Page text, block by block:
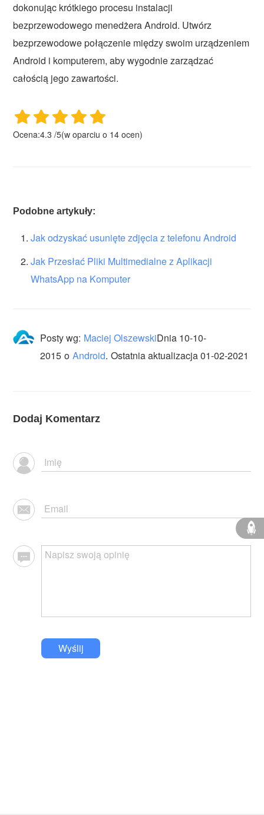
dokonując krótkiego procesu instalacji
bezprzewodowego menedżera Android. Utwórz
bezprzewodowe połączenie między swoim urządzeniem
Android i komputerem, aby wygodnie zarządzać
całością jego zawartości.
Ocena:4.3 /5(w oparciu o 14 ocen)
Podobne artykuły:
Jak odzyskać usunięte zdjęcia z telefonu Android
Jak Przesłać Pliki Multimedialne z Aplikacji
WhatsApp na Komputer
Posty wg: Maciej OlszewskiDnia 10-10-
2015 o Android. Ostatnia aktualizacja 01-02-2021
Dodaj Komentarz
Wyślij